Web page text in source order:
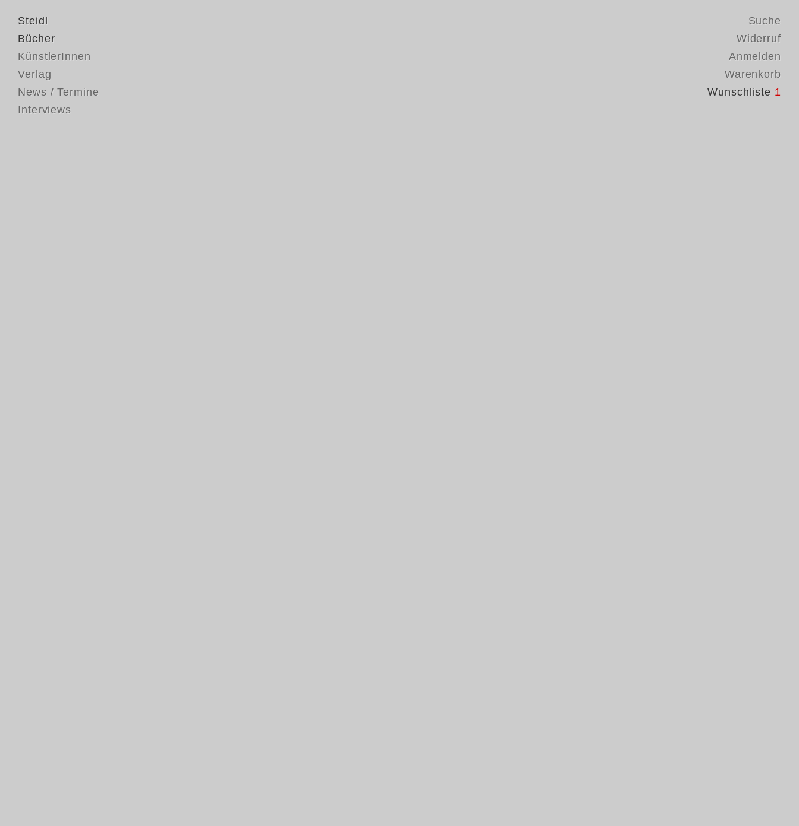
Steidl
Bücher
KünstlerInnen
Verlag
News / Termine
Interviews
Suche
Widerruf
Anmelden
Warenkorb
Wunschliste 1